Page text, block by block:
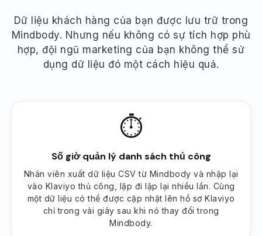
Dữ liệu khách hàng của bạn được lưu trữ trong
Mindbody. Nhưng nếu không có sự tích hợp phù
hợp, đội ngũ marketing của bạn không thể sử
dụng dữ liệu đó một cách hiệu quả.
⏱
Số giờ quản lý danh sách thủ công
Nhân viên xuất dữ liệu CSV từ Mindbody và nhập lại
vào Klaviyo thủ công, lặp đi lặp lại nhiều lần. Cùng
một dữ liệu có thể được cập nhật lên hồ sơ Klaviyo
chỉ trong vài giây sau khi nó thay đổi trong
Mindbody.